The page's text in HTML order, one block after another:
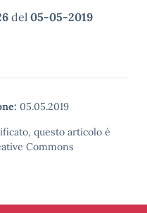
del 05-05-2019
05.05.2019
questo articolo è
Commons